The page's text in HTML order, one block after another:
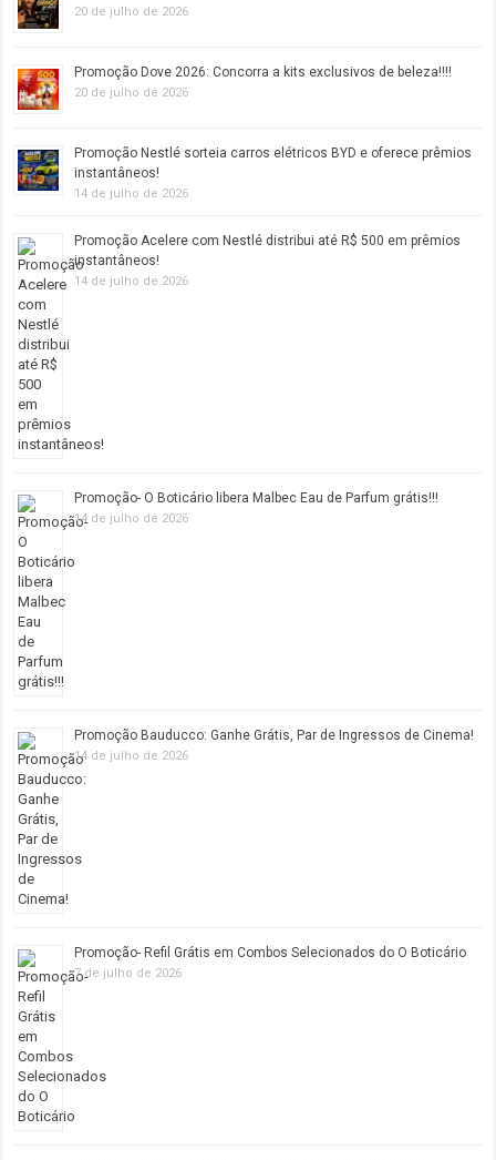
20 de julho de 2026
Promoção Dove 2026: Concorra a kits exclusivos de beleza!!!!
20 de julho de 2026
Promoção Nestlé sorteia carros elétricos BYD e oferece prêmios
instantâneos!
14 de julho de 2026
Promoção Acelere com Nestlé distribui até R$ 500 em prêmios
instantâneos!
14 de julho de 2026
Promoção- O Boticário libera Malbec Eau de Parfum grátis!!!
14 de julho de 2026
Promoção Bauducco: Ganhe Grátis, Par de Ingressos de Cinema!
14 de julho de 2026
Promoção- Refil Grátis em Combos Selecionados do O Boticário
7 de julho de 2026